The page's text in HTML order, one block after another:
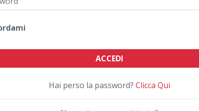
ACCEDI
Hai perso la password? Clicca Qui